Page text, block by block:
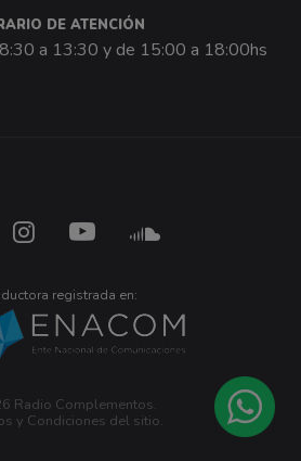
DE ATENCIÓN
a 13:30 y de 15:00 a 18:00hs
registrada en:
Radio Complementos.
y Condiciones del sitio.